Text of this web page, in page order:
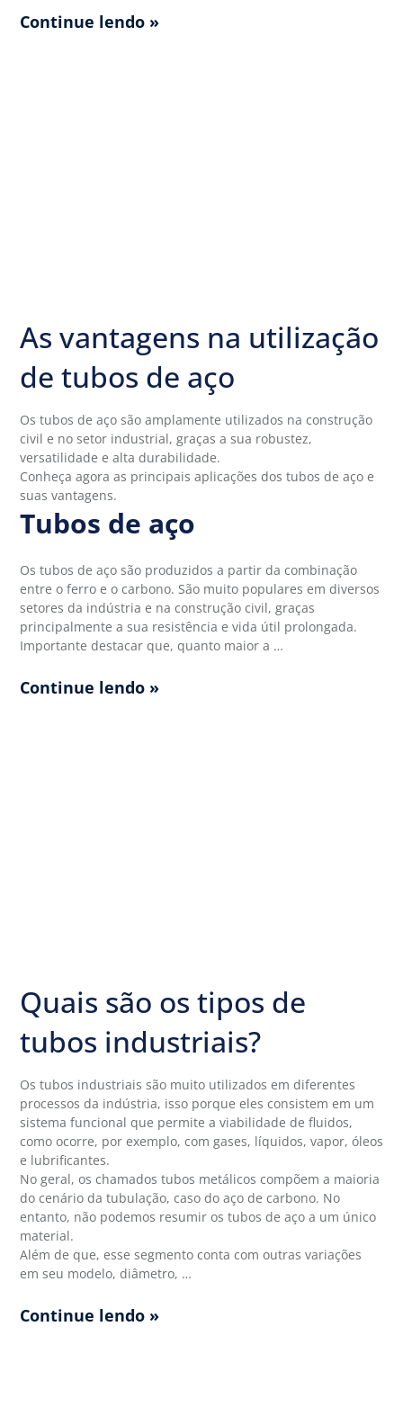
Continue lendo »
As vantagens na utilização
de tubos de aço
Os tubos de aço são amplamente utilizados na construção
civil e no setor industrial, graças a sua robustez,
versatilidade e alta durabilidade.
Conheça agora as principais aplicações dos tubos de aço e
suas vantagens.
Tubos de aço
Os tubos de aço são produzidos a partir da combinação
entre o ferro e o carbono. São muito populares em diversos
setores da indústria e na construção civil, graças
principalmente a sua resistência e vida útil prolongada.
Importante destacar que, quanto maior a …
Continue lendo »
Quais são os tipos de
tubos industriais?
Os tubos industriais são muito utilizados em diferentes
processos da indústria, isso porque eles consistem em um
sistema funcional que permite a viabilidade de fluidos,
como ocorre, por exemplo, com gases, líquidos, vapor, óleos
e lubrificantes.
No geral, os chamados tubos metálicos compõem a maioria
do cenário da tubulação, caso do aço de carbono. No
entanto, não podemos resumir os tubos de aço a um único
material.
Além de que, esse segmento conta com outras variações
em seu modelo, diâmetro, …
Continue lendo »